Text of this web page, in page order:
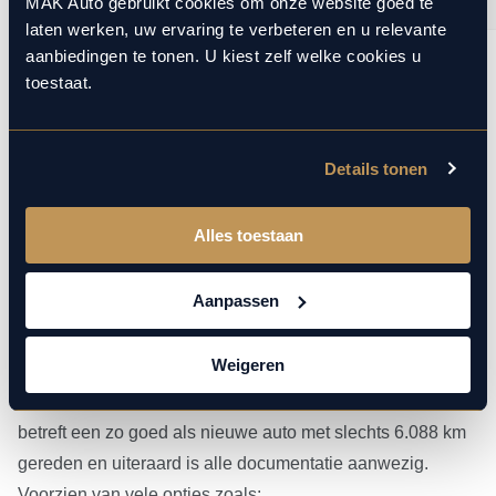
laten werken, uw ervaring te verbeteren en u relevante
aanbiedingen te tonen. U kiest zelf welke cookies u
toestaat.
Details tonen
Alles toestaan
Aanpassen
Weigeren
Meer over deze BMW X3
Dit betreft een zeer luxe en krachtig uitgevoerde BMW X3
30e xDrive M Sport Pro (299 pk) in de M Sport Pro
uitvoering. Kleur exterieur: Black Sapphire metallic (475)
betreft een zo goed als nieuwe auto met slechts 6.088 km
gereden en uiteraard is alle documentatie aanwezig.